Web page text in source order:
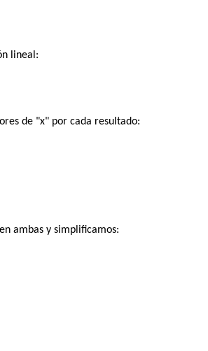
lineal:
de "x" por cada resultado:
ambas y simplificamos: